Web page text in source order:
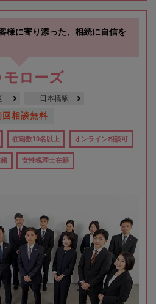
様に寄り添った、相続に自信を
モローズ
日本橋駅
回相談無料
在籍数10名以上 オンライン相談可
女性税理士在籍